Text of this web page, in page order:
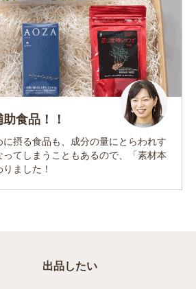
食品！！
摂る食品も、成分の量にとらわれす
ってしまうこともあるので、「素材本
ました！
出品したい